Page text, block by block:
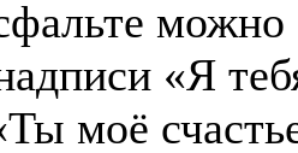
можно
«Я
моё